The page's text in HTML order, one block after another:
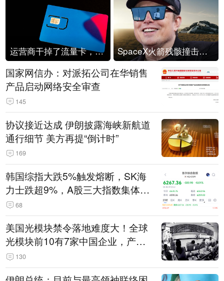
运营商干掉了流量卡，他们真的玩不起了 SpaceX火箭残骸撞击月球
国家网信办：对派拓公司在华销售
产品启动网络安全审查
145
协议接近达成 伊朗披露海峡新航道
通行细节 美方再提“倒计时”
169
韩国综指大跌5%触发熔断，SK海
力士跌超9%，A股三大指数集体低
开 68
美国光模块禁令落地难度大！全球
光模块前10有7家中国企业，产业
界人士：想“脱钩”并不容易
130